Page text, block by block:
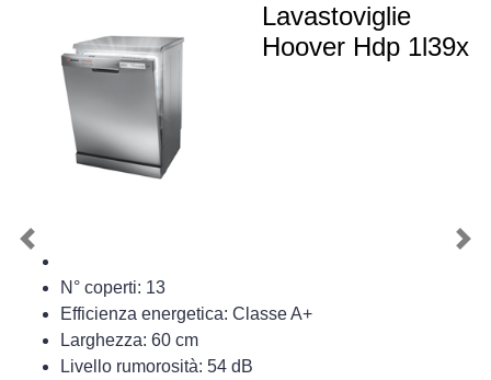
Lavastoviglie
Hoover Hdp 1l39x
N° coperti: 13
Efficienza energetica: Classe A+
Larghezza: 60 cm
Livello rumorosità: 54 dB
Previous